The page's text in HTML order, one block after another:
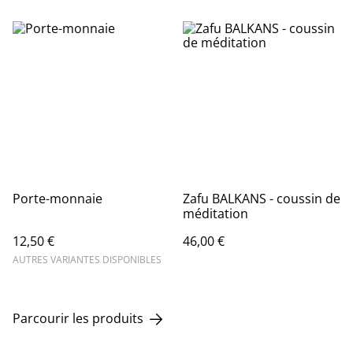
Porte-monnaie
12,50 €
AUTRES VARIANTES DISPONIBLES
Zafu BALKANS - coussin de
méditation
46,00 €
Parcourir les produits